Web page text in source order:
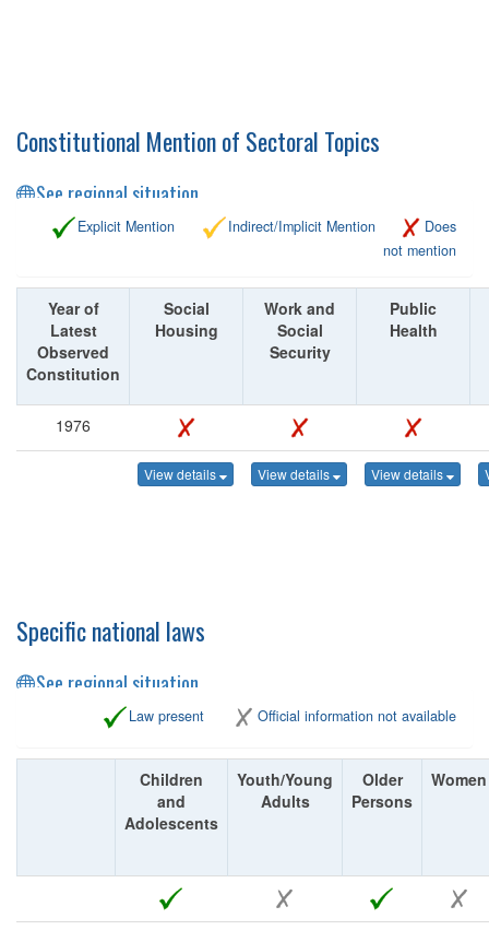
Constitutional Mention of Sectoral Topics
See regional situation
Explicit Mention Indirect/Implicit Mention
Does
not mention
Year of
Latest
Observed
Constitution
Social
Housing
Work and
Social
Security
Public
Health
1976
View details View details View details
Specific national laws
See regional situation
Law present Official information not available
Children
and
Adolescents
Youth/Young
Adults
Older
Persons
Women